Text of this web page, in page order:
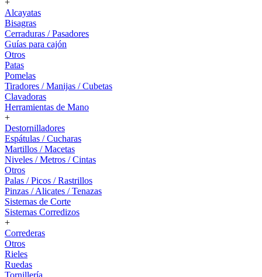
+
Alcayatas
Bisagras
Cerraduras / Pasadores
Guías para cajón
Otros
Patas
Pomelas
Tiradores / Manijas / Cubetas
Clavadoras
Herramientas de Mano
+
Destornilladores
Espátulas / Cucharas
Martillos / Macetas
Niveles / Metros / Cintas
Otros
Palas / Picos / Rastrillos
Pinzas / Alicates / Tenazas
Sistemas de Corte
Sistemas Corredizos
+
Correderas
Otros
Rieles
Ruedas
Tornillería